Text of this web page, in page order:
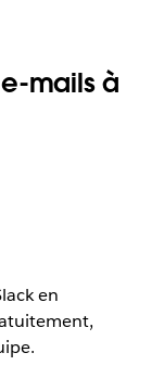
mails à
en